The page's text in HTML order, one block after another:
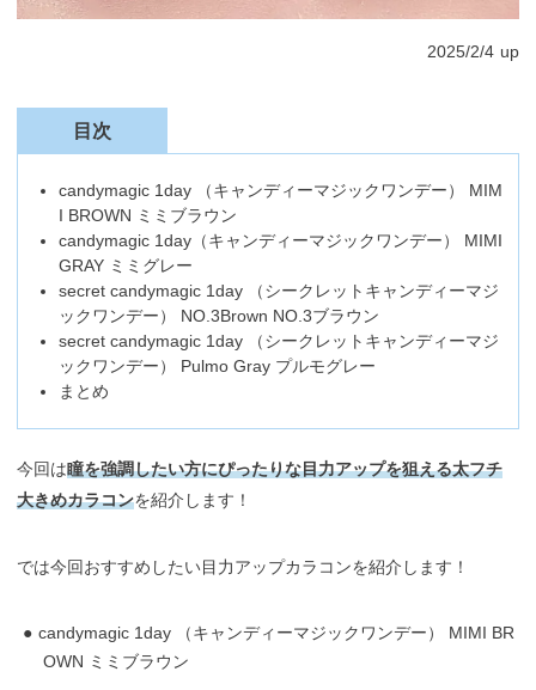
2025/2/4 up
目次
candymagic 1day （キャンディーマジックワンデー） MIM
I BROWN ミミブラウン
candymagic 1day（キャンディーマジックワンデー） MIMI
GRAY ミミグレー
secret candymagic 1day （シークレットキャンディーマジ
ックワンデー） NO.3Brown NO.3ブラウン
secret candymagic 1day （シークレットキャンディーマジ
ックワンデー） Pulmo Gray プルモグレー
まとめ
今回は瞳を強調したい方にぴったりな目力アップを狙える太フチ
大きめカラコンを紹介します！
では今回おすすめしたい目力アップカラコンを紹介します！
candymagic 1day （キャンディーマジックワンデー） MIMI BR
OWN ミミブラウン